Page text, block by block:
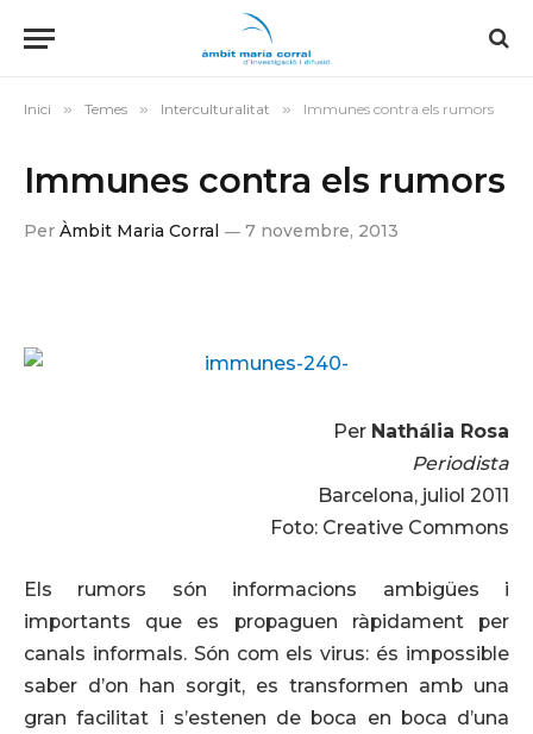
Inici » Temes » Interculturalitat » Immunes contra els rumors
Immunes contra els rumors
Per Àmbit Maria Corral 7 novembre, 2013
Per Nathália Rosa
Periodista
Barcelona, juliol 2011
Foto: Creative Commons
Els rumors són informacions ambigües i
importants que es propaguen ràpidament per
canals informals. Són com els virus: és impossible
saber d’on han sorgit, es transformen amb una
gran facilitat i s’estenen de boca en boca d’una